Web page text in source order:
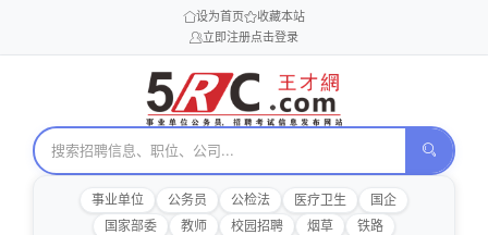
设为首页
收藏本站
立即注册点击登录
事业单位 公务员 公检法 医疗卫生
国企
国家部委
教师 校园招聘 烟草 铁路